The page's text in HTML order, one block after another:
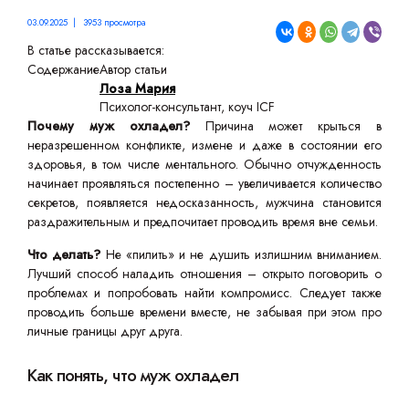
03.09.2025 | 3953 просмотра
В статье рассказывается:
СодержаниеАвтор статьи
Лоза Мария
Психолог-консультант, коуч ICF
Почему муж охладел? Причина может крыться в
неразрешенном конфликте, измене и даже в состоянии его
здоровья, в том числе ментального. Обычно отчужденность
начинает проявляться постепенно – увеличивается количество
секретов, появляется недосказанность, мужчина становится
раздражительным и предпочитает проводить время вне семьи.
Что делать? Не «пилить» и не душить излишним вниманием.
Лучший способ наладить отношения – открыто поговорить о
проблемах и попробовать найти компромисс. Следует также
проводить больше времени вместе, не забывая при этом про
личные границы друг друга.
Как понять, что муж охладел